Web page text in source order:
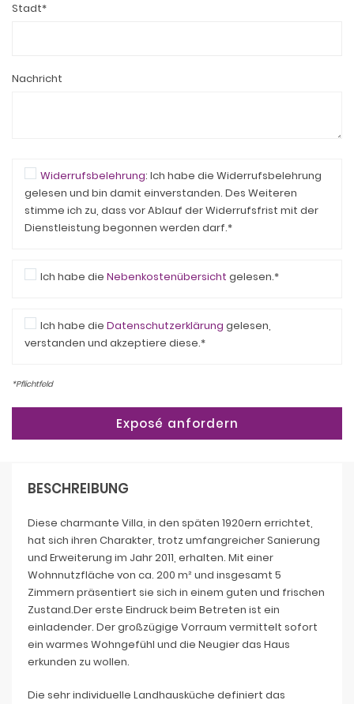
Stadt*
Nachricht
Widerrufsbelehrung: Ich habe die Widerrufsbelehrung
gelesen und bin damit einverstanden. Des Weiteren
stimme ich zu, dass vor Ablauf der Widerrufsfrist mit der
Dienstleistung begonnen werden darf.*
Ich habe die Nebenkostenübersicht gelesen.*
Ich habe die Datenschutzerklärung gelesen,
verstanden und akzeptiere diese.*
*Pflichtfeld
BESCHREIBUNG
Diese charmante Villa, in den späten 1920ern errichtet,
hat sich ihren Charakter, trotz umfangreicher Sanierung
und Erweiterung im Jahr 2011, erhalten. Mit einer
Wohnnutzfläche von ca. 200 m² und insgesamt 5
Zimmern präsentiert sie sich in einem guten und frischen
Zustand.Der erste Eindruck beim Betreten ist ein
einladender. Der großzügige Vorraum vermittelt sofort
ein warmes Wohngefühl und die Neugier das Haus
erkunden zu wollen.
Die sehr individuelle Landhausküche definiert das